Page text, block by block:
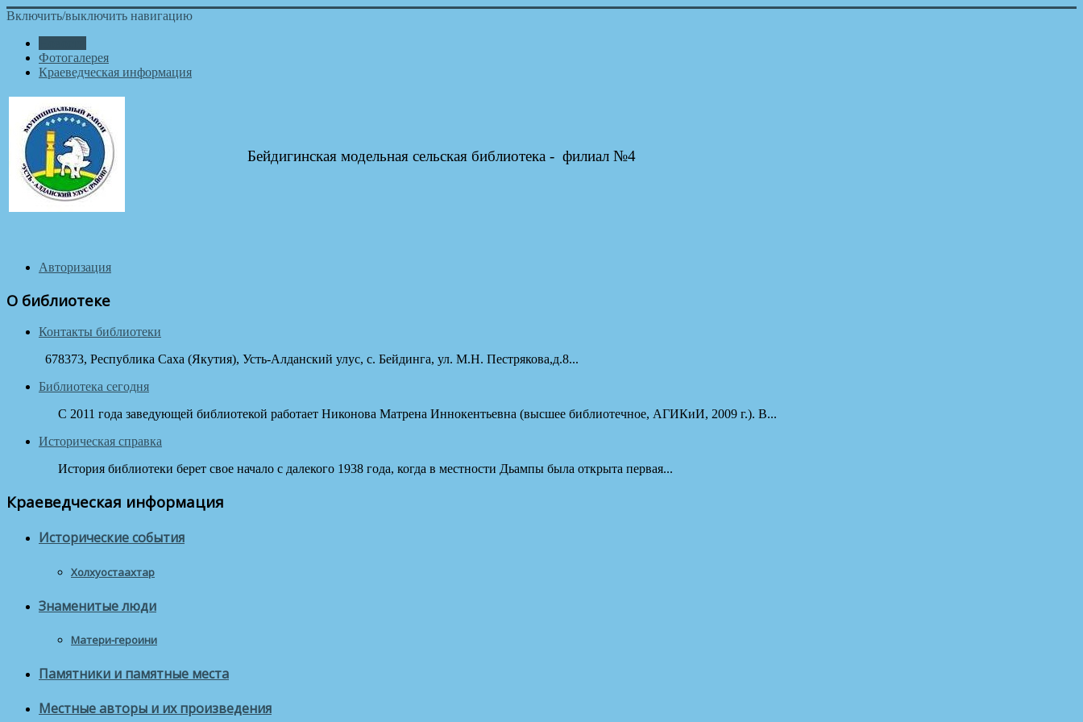
Включить/выключить навигацию
Фотогалерея
Краеведческая информация
Бейдигинская модельная сельская библиотека - филиал №4
Авторизация
О библиотеке
Контакты библиотеки
678373, Республика Саха (Якутия), Усть-Алданский улус, с. Бейдинга, ул. М.Н. Пестрякова,д.8...
Библиотека сегодня
С 2011 года заведующей библиотекой работает Никонова Матрена Иннокентьевна (высшее библиотечное, АГИКиИ, 2009 г.). В...
Историческая справка
История библиотеки берет свое начало с далекого 1938 года, когда в местности Дьампы была открыта первая...
Краеведческая информация
Исторические события
Холхуостаахтар
Знаменитые люди
Матери-героини
Памятники и памятные места
Местные авторы и их произведения